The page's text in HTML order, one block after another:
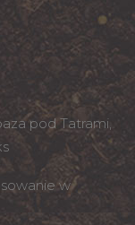
pod Tatrami,
w